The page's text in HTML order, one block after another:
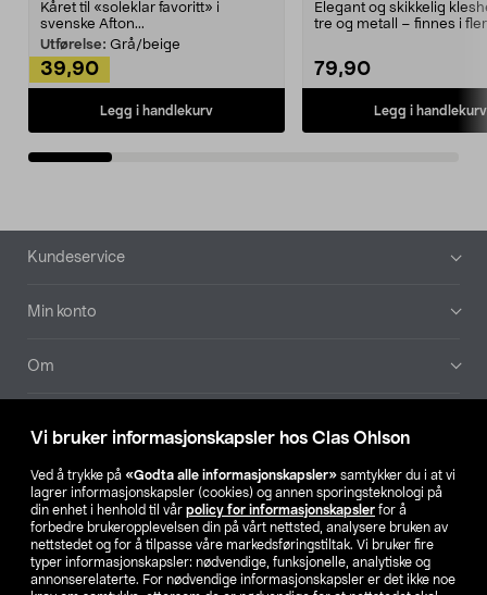
Vi bruker informasjonskapsler hos Clas Ohlson
Ved å trykke på «Godta alle informasjonskapsler» samtykker du i at vi
lagrer informasjonskapsler (cookies) og annen sporingsteknologi på
din enhet i henhold til vår policy for informasjonskapsler for å
forbedre brukeropplevelsen din på vårt nettsted, analysere bruken av
nettstedet og for å tilpasse våre markedsføringstiltak. Vi bruker fire
typer informasjonskapsler: nødvendige, funksjonelle, analytiske og
annonserelaterte. For nødvendige informasjonskapsler er det ikke noe
Kåret til «soleklar favoritt» i
svenske Afton...
Utførelse: Grå/beige
39,90
Legg i handlekurv
Elegant og skikkelig
tre og metall – finnes i
79,90
Legg i handlekurv
Bunntekst
Kundeservice
Min konto
Om
Våre selskaper
Finn din butikk
SE NO FI